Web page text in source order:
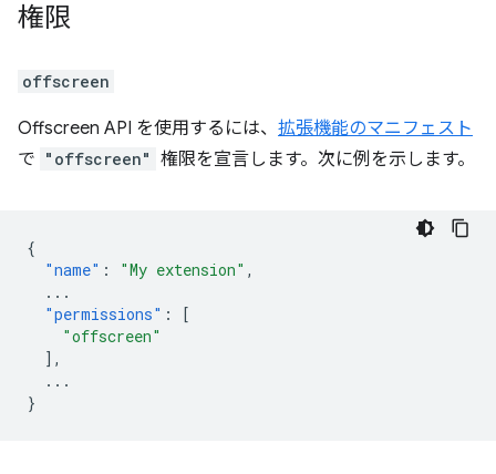
権限
offscreen
Offscreen API を使用するには、 拡張機能のマニフェスト
で "offscreen" 権限を宣言します。次に例を示します。
{
"name" : "My extension" ,
...
"permissions" :
[
"offscreen"
],
...
}